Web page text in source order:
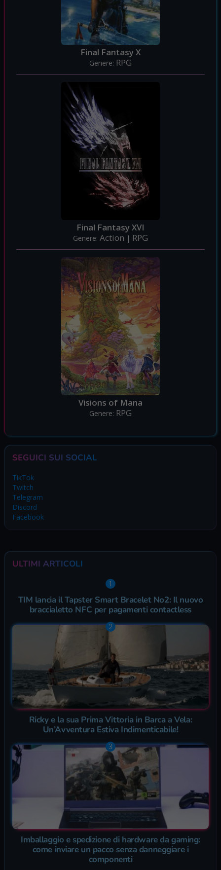
Final Fantasy X
Genere: RPG
Final Fantasy XVI
Genere: Action | RPG
Visions of Mana
Genere: RPG
SEGUICI SUI SOCIAL
TikTok
Twitch
Telegram
Discord
Facebook
ULTIMI ARTICOLI
TIM lancia il Tapster Smart Bracelet No2: Il nuovo
braccialetto NFC per pagamenti contactless
Ricky e la sua Prima Vittoria in Barca a Vela:
Un’Avventura Estiva Indimenticabile!
Imballaggio e spedizione di hardware da gaming:
come inviare un pacco senza danneggiare i
componenti